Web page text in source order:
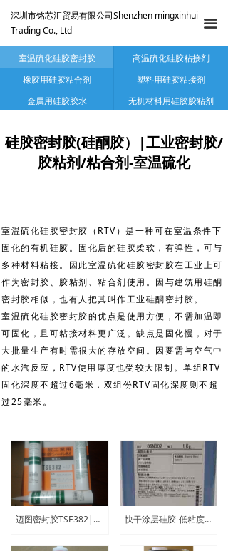
深圳市铭芯汇贸易有限公司Shenzhen mingxinhui
Trading Co., Ltd
끀
室温硫化硅胶密封胶（RTV）是一种可在室温条件下
固化的有机硅胶。固化后的硅胶柔软，有弹性，可与
多种材料粘接。因此室温硫化硅胶密封胶在工业上可
作为密封胶、胶粘剂、粘合剂使用。因与建筑用硅酮
密封胶相似，也有人把其叫作工业硅酮密封胶。
室温硫化硅胶密封胶的优点是使用方便，不需加温即
可固化，且可粘接材料更广泛。缺点是固化慢，对于
大批量生产有时需很大的存放空间。因要需与空气中
的水汽反应，RTV使用厚度也受较大限制。单组RTV
固化深度不超过6毫米，双组份RTV固化深度则不超
过25毫米。
迈图密封胶TSE382|室温硫化/快表干/不流动有机硅密封胶 快干涂层硅胶-低粘度/阻燃/室温快干|迈图硅胶ECC3010
硅胶密封胶(硅酮胶）|工业密封胶/
胶粘剂/粘合剂-室温硫化
金属用硅胶胶水 无机材料用硅胶胶粘剂
橡胶用硅胶粘合剂 塑料用硅胶粘接剂
室温硫化硅胶密封胶 高温硫化硅胶粘接剂